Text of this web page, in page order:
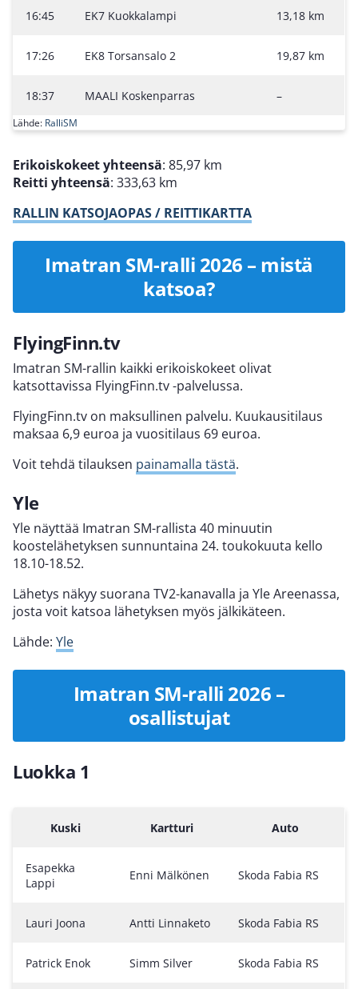
16:45 EK7 Kuokkalampi 13,18 km
17:26 EK8 Torsansalo 2 19,87 km
18:37 MAALI Koskenparras –
Lähde: RalliSM
Erikoiskokeet yhteensä: 85,97 km
Reitti yhteensä: 333,63 km
RALLIN KATSOJAOPAS / REITTIKARTTA
Imatran SM-ralli 2026 – mistä
katsoa?
FlyingFinn.tv
Imatran SM-rallin kaikki erikoiskokeet olivat
katsottavissa FlyingFinn.tv -palvelussa.
FlyingFinn.tv on maksullinen palvelu. Kuukausitilaus
maksaa 6,9 euroa ja vuositilaus 69 euroa.
Voit tehdä tilauksen painamalla tästä.
Yle
Yle näyttää Imatran SM-rallista 40 minuutin
koostelähetyksen sunnuntaina 24. toukokuuta kello
18.10-18.52.
Lähetys näkyy suorana TV2-kanavalla ja Yle Areenassa,
josta voit katsoa lähetyksen myös jälkikäteen.
Lähde: Yle
Imatran SM-ralli 2026 –
osallistujat
Luokka 1
Kuski Kartturi Auto
Esapekka
Lappi
Enni Mälkönen Skoda Fabia RS
Lauri Joona Antti Linnaketo Skoda Fabia RS
Patrick Enok Simm Silver Skoda Fabia RS